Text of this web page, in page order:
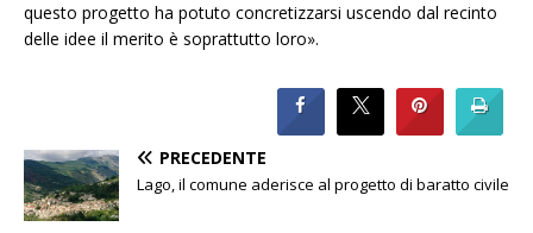
questo progetto ha potuto concretizzarsi uscendo dal recinto
delle idee il merito è soprattutto loro».
PRECEDENTE
Lago, il comune aderisce al progetto di baratto civile